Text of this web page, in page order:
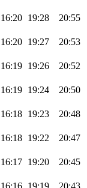
16:20 19:28
20:55
16:20 19:27
20:53
16:19 19:26
20:52
16:19 19:24
20:50
16:18 19:23
20:48
16:18 19:22
20:47
16:17 19:20
20:45